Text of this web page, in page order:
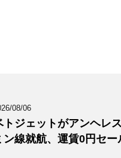
08/06
トジェットがアンヘレ
ン線就航、運賃0円セー